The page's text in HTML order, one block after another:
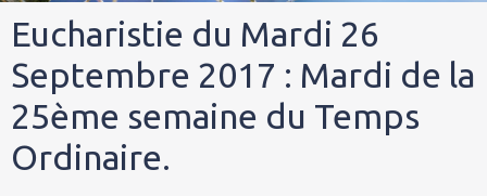
Eucharistie du Mardi 26
Septembre 2017 : Mardi de la
25ème semaine du Temps
Ordinaire.